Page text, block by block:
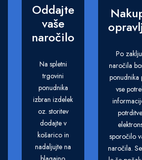
Oddajte
vaše
naročilo
Na spletni
trgovini
ponudnika
izbran izdelek
oz. storitev
dodajte v
košarico in
nadaljujte na
Po
naročila
ponudnika
vse
sporočilo
naročila.